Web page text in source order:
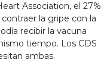
Association, el 27%
la gripe con la
recibir la vacuna
tiempo. Los CDS
ambas.